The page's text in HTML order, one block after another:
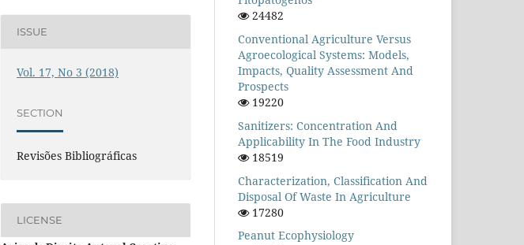
ISSUE
Vol. 17, No 3 (2018)
SECTION
Revisões Bibliográficas
LICENSE
24482
Conventional Agriculture Versus
Agroecological Systems: Models,
Impacts, Quality Assessment And
Prospects
19220
Sanitizers: Concentration And
Applicability In The Food Industry
18519
Characterization, Classification And
Disposal Of Waste In Agriculture
17280
Peanut Ecophysiology